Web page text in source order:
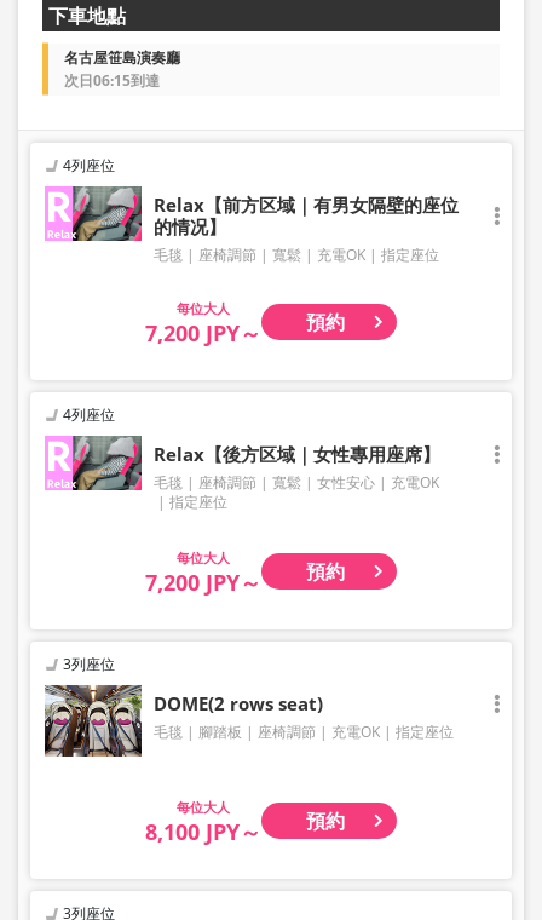
下車地點
名古屋笹島演奏廳
次日06:15到達
4列座位
Relax【前方区域｜有男女隔壁的座位
的情况】
毛毯 座椅調節 寬鬆 充電OK 指定座位
大人
7,200 JPY～ 預約
4列座位
Relax【後方区域｜女性專用座席】
毛毯 座椅調節 寬鬆 女性安心
充電OK
指定座位
大人
7,200 JPY～ 預約
3列座位
DOME(2 rows seat)
毛毯 腳踏板 座椅調節 充電OK 指定座位
大人
8,100 JPY～ 預約
3列座位